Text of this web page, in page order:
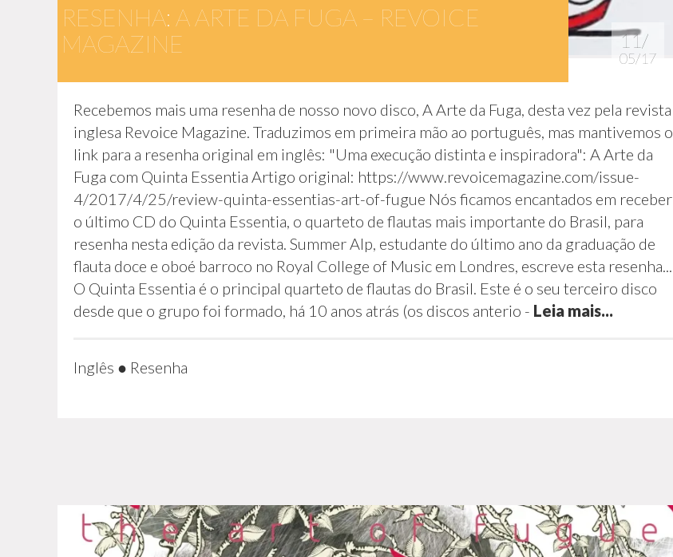
RESENHA: A ARTE DA FUGA – REVOICE
MAGAZINE
11/
05/17
Recebemos mais uma resenha de nosso novo disco, A Arte da Fuga, desta vez pela revista
inglesa Revoice Magazine. Traduzimos em primeira mão ao português, mas mantivemos o
link para a resenha original em inglês: "Uma execução distinta e inspiradora": A Arte da
Fuga com Quinta Essentia Artigo original: https://www.revoicemagazine.com/issue-
4/2017/4/25/review-quinta-essentias-art-of-fugue Nós ficamos encantados em receber
o último CD do Quinta Essentia, o quarteto de flautas mais importante do Brasil, para
resenha nesta edição da revista. Summer Alp, estudante do último ano da graduação de
flauta doce e oboé barroco no Royal College of Music em Londres, escreve esta resenha...
O Quinta Essentia é o principal quarteto de flautas do Brasil. Este é o seu terceiro disco
desde que o grupo foi formado, há 10 anos atrás (os discos anterio - Leia mais...
Inglês ● Resenha